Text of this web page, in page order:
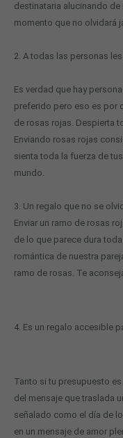
destinataria alucinando
momento que no olvidará
2. A todas las personas
Es verdad que hay
preferido pero eso es por
de rosas rojas. Despierta
Enviando rosas rojas
sienta toda la fuerza de
mundo.
3. Un regalo que no se
Enviar un ramo de rosas
de lo que parece dura
romántica de nuestra
ramo de rosas. Te
4. Es un regalo accesible
Tanto si tu presupuesto
del mensaje que traslada
señalado como el día de
en un mensaje de amor